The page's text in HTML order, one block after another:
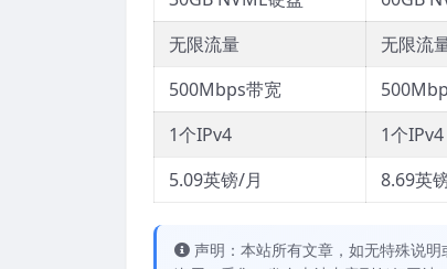
无限流量
无限流
500Mbps带宽
1个IPv4
1个IPv4
5.09英镑/月
8.69英
声明：本站所有文章，如无特殊说